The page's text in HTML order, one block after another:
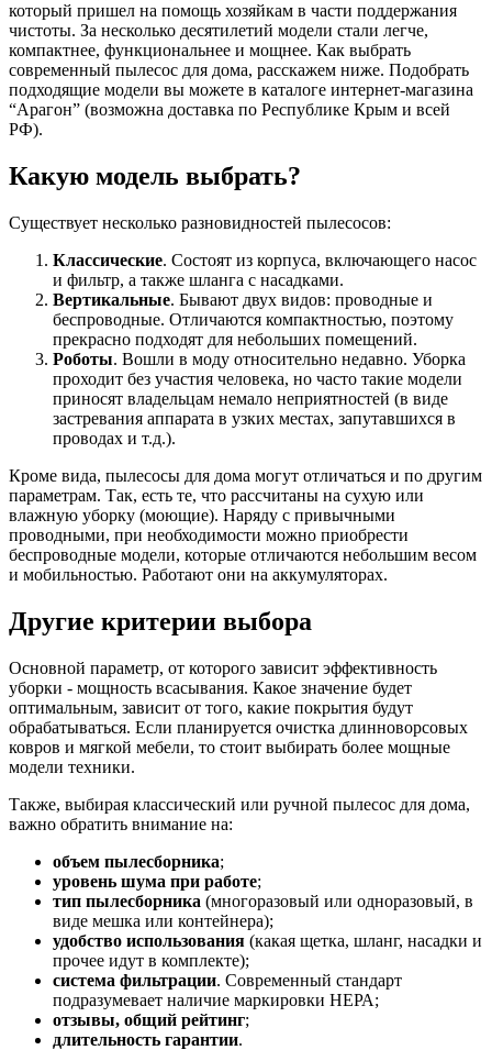
который пришел на помощь хозяйкам в части поддержания
чистоты. За несколько десятилетий модели стали легче,
компактнее, функциональнее и мощнее. Как выбрать
современный пылесос для дома, расскажем ниже. Подобрать
подходящие модели вы можете в каталоге интернет-магазина
“Арагон” (возможна доставка по Республике Крым и всей
РФ).
Какую модель выбрать?
Существует несколько разновидностей пылесосов:
Классические. Состоят из корпуса, включающего насос
и фильтр, а также шланга с насадками.
Вертикальные. Бывают двух видов: проводные и
беспроводные. Отличаются компактностью, поэтому
прекрасно подходят для небольших помещений.
Роботы. Вошли в моду относительно недавно. Уборка
проходит без участия человека, но часто такие модели
приносят владельцам немало неприятностей (в виде
застревания аппарата в узких местах, запутавшихся в
проводах и т.д.).
Кроме вида, пылесосы для дома могут отличаться и по другим
параметрам. Так, есть те, что рассчитаны на сухую или
влажную уборку (моющие). Наряду с привычными
проводными, при необходимости можно приобрести
беспроводные модели, которые отличаются небольшим весом
и мобильностью. Работают они на аккумуляторах.
Другие критерии выбора
Основной параметр, от которого зависит эффективность
уборки - мощность всасывания. Какое значение будет
оптимальным, зависит от того, какие покрытия будут
обрабатываться. Если планируется очистка длинноворсовых
ковров и мягкой мебели, то стоит выбирать более мощные
модели техники.
Также, выбирая классический или ручной пылесос для дома,
важно обратить внимание на:
объем пылесборника;
уровень шума при работе;
тип пылесборника (многоразовый или одноразовый, в
виде мешка или контейнера);
удобство использования (какая щетка, шланг, насадки и
прочее идут в комплекте);
система фильтрации. Современный стандарт
подразумевает наличие маркировки НЕРА;
отзывы, общий рейтинг;
длительность гарантии.